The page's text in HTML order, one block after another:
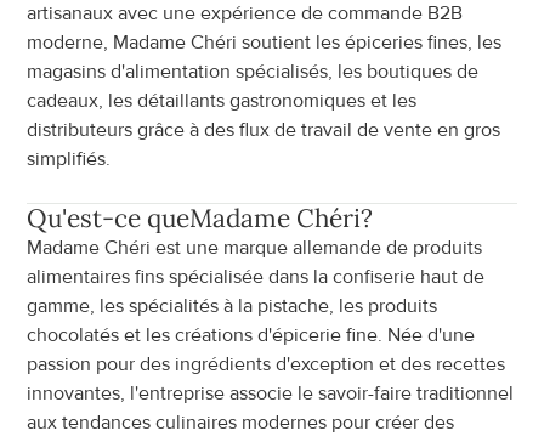
artisanaux avec une expérience de commande B2B
moderne, Madame Chéri soutient les épiceries fines, les
magasins d'alimentation spécialisés, les boutiques de
cadeaux, les détaillants gastronomiques et les
distributeurs grâce à des flux de travail de vente en gros
simplifiés.
Qu'est-ce queMadame Chéri?
Madame Chéri est une marque allemande de produits
alimentaires fins spécialisée dans la confiserie haut de
gamme, les spécialités à la pistache, les produits
chocolatés et les créations d'épicerie fine. Née d'une
passion pour des ingrédients d'exception et des recettes
innovantes, l'entreprise associe le savoir-faire traditionnel
aux tendances culinaires modernes pour créer des